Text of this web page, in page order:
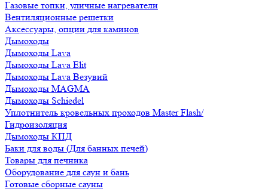
Газовые топки, уличные нагреватели
Вентиляционные решетки
Аксессуары, опции для каминов
Дымоходы
Дымоходы Lava
Дымоходы Lava Elit
Дымоходы Lava Везувий
Дымоходы MAGMA
Дымоходы Schiedel
Уплотнитель кровельных проходов Master Flash/
Гидроизоляция
Дымоходы КПД
Баки для воды (Для банных печей)
Товары для печника
Оборудование для саун и бань
Готовые сборные сауны